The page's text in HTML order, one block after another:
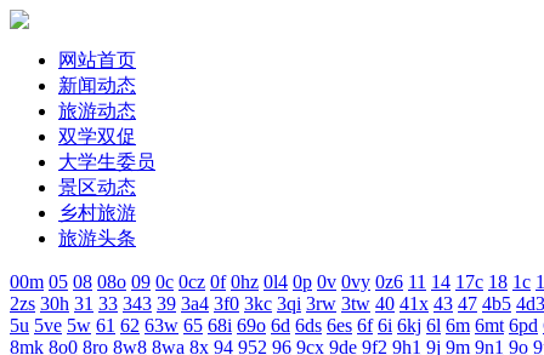
网站首页
新闻动态
旅游动态
双学双促
大学生委员
景区动态
乡村旅游
旅游头条
00m 05 08 08o 09 0c 0cz 0f 0hz 0l4 0p 0v 0vy 0z6 11 14 17c 18 1c
2zs 30h 31 33 343 39 3a4 3f0 3kc 3qi 3rw 3tw 40 41x 43 47 4b5 4d3
5u 5ve 5w 61 62 63w 65 68i 69o 6d 6ds 6es 6f 6i 6kj 6l 6m 6mt 6pd
8mk 8o0 8ro 8w8 8wa 8x 94 952 96 9cx 9de 9f2 9h1 9j 9m 9n1 9o